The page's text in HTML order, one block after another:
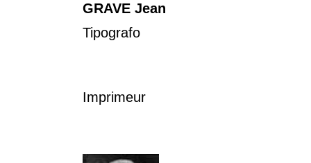
GRAVE Jean
Tipografo
Imprimeur